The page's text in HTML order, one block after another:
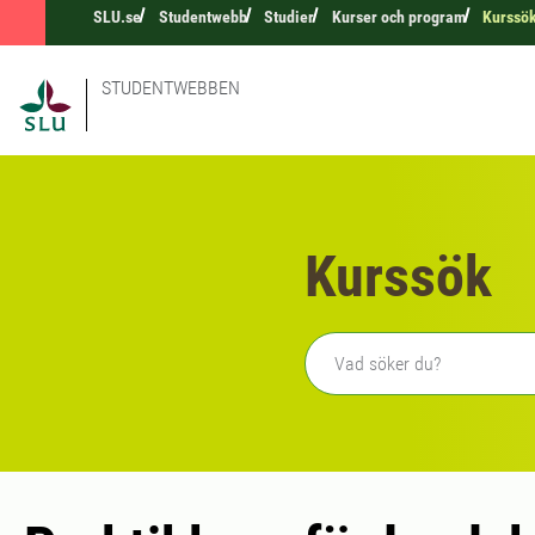
SLU.se Studentwebb Studier Kurser och program
STUDENTWEBBEN
Kurssök
Fritext sökning